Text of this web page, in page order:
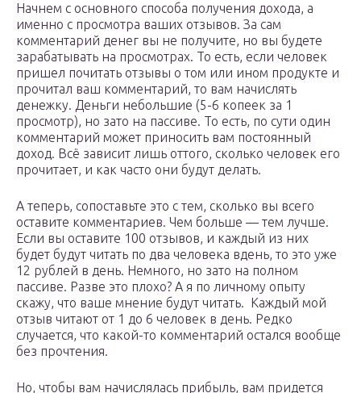
Начнем с основного способа получения дохода, а
именно с просмотра ваших отзывов. За сам
комментарий денег вы не получите, но вы будете
зарабатывать на просмотрах. То есть, если человек
пришел почитать отзывы о том или ином продукте и
прочитал ваш комментарий, то вам начислять
денежку. Деньги небольшие (5-6 копеек за 1
просмотр), но зато на пассиве. То есть, по сути один
комментарий может приносить вам постоянный
доход. Всё зависит лишь оттого, сколько человек его
прочитает, и как часто они будут делать.
А теперь, сопоставьте это с тем, сколько вы всего
оставите комментариев. Чем больше — тем лучше.
Если вы оставите 100 отзывов, и каждый из них
будет будут читать по два человека вдень, то это уже
12 рублей в день. Немного, но зато на полном
пассиве. Разве это плохо? А я по личному опыту
скажу, что ваше мнение будут читать. Каждый мой
отзыв читают от 1 до 6 человек в день. Редко
случается, что какой-то комментарий остался вообще
без прочтения.
Но, чтобы вам начислялась прибыль, вам придется